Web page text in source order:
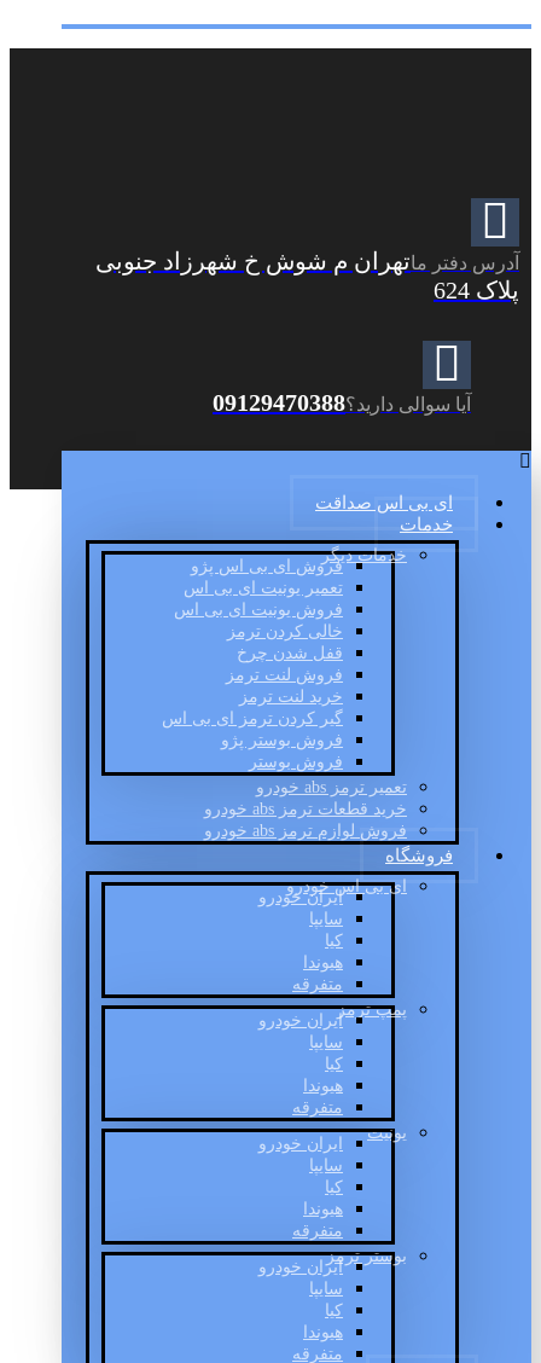
آدرس دفتر ماتهران م شوش خ شهرزاد جنوبی
پلاک 624
آیا سوالی دارید؟09129470388
ای بی اس صداقت
خدمات
خدمات دیگر
فروش ای بی اس پژو
تعمیر یونیت ای بی اس
فروش یونیت ای بی اس
خالی کردن ترمز
قفل شدن چرخ
فروش لنت ترمز
خرید لنت ترمز
گیر کردن ترمز ای بی اس
فروش بوستر پژو
فروش بوستر
تعمیر ترمز abs خودرو
خرید قطعات ترمز abs خودرو
فروش لوازم ترمز abs خودرو
فروشگاه
ای بی اس خودرو
ایران خودرو
سایپا
کیا
هیوندا
متفرقه
پمپ ترمز
ایران خودرو
سایپا
کیا
هیوندا
متفرقه
یونیت
ایران خودرو
سایپا
کیا
هیوندا
متفرقه
بوستر ترمز
ایران خودرو
سایپا
کیا
هیوندا
متفرقه